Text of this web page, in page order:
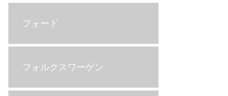
フォード
フォルクスワーゲン